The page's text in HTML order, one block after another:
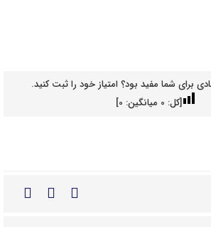
برای شما مفید بود؟ امتیاز خود را ثبت کنید.
[کل: 0میانگین: 0
]